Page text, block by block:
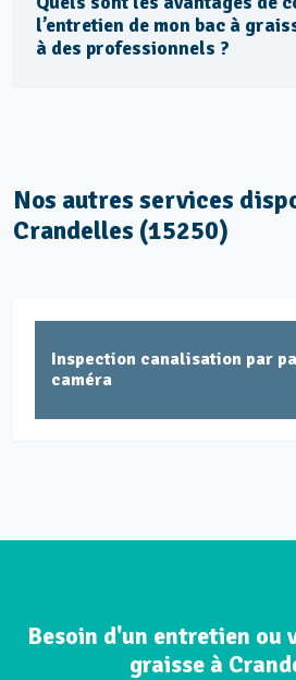
l’entretien de mon bac à
à des professionnels ?
Nos autres services
Crandelles (15250)
Inspection canalisation par
caméra
Besoin d'un entretien ou
graisse à